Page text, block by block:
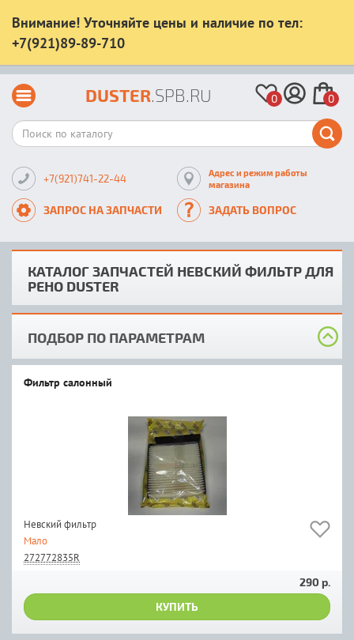
Внимание! Уточняйте цены и наличие по тел:
+7(921)89-89-710
DUSTER.SPB.RU 0 0
+7(921)741-22-44
Адрес и режим работы
магазина
ЗАПРОС НА ЗАПЧАСТИ ЗАДАТЬ ВОПРОС
КАТАЛОГ ЗАПЧАСТЕЙ НЕВСКИЙ ФИЛЬТР ДЛЯ
РЕНО DUSTER
ПОДБОР ПО ПАРАМЕТРАМ
Фильтр салонный
Невский фильтр
Мало
272772835R
290 р.
КУПИТЬ